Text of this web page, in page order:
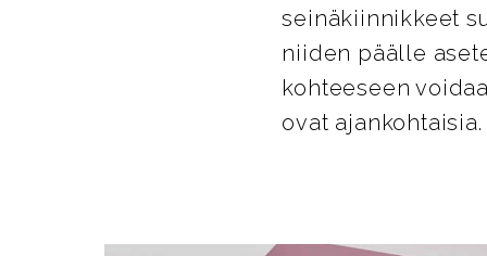
seinäkiinnikkeet
niiden päälle
kohteeseen
ovat ajankohtaisia.